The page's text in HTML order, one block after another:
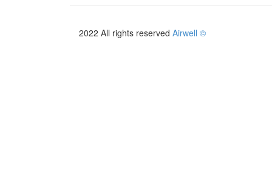
2022 All rights reserved Airwell ©